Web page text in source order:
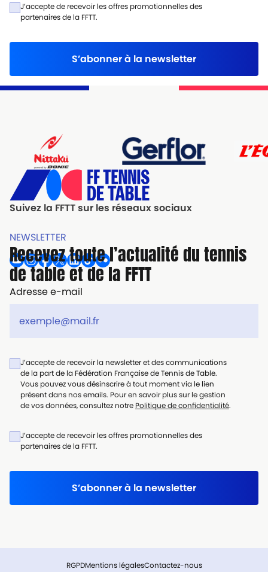
J’accepte de recevoir les offres promotionnelles des
partenaires de la FFTT.
S’abonner à la newsletter
Suivez la FFTT sur les réseaux sociaux
NEWSLETTER
Recevez toute l’actualité du tennis
de table et de la FFTT
Adresse e-mail
J’accepte de recevoir la newsletter et des communications
de la part de la Fédération Française de Tennis de Table.
Vous pouvez vous désinscrire à tout moment via le lien
présent dans nos emails. Pour en savoir plus sur le gestion
de vos données, consultez notre Politique de confidentialité.
J’accepte de recevoir les offres promotionnelles des
partenaires de la FFTT.
S’abonner à la newsletter
RGPDMentions légalesContactez-nous